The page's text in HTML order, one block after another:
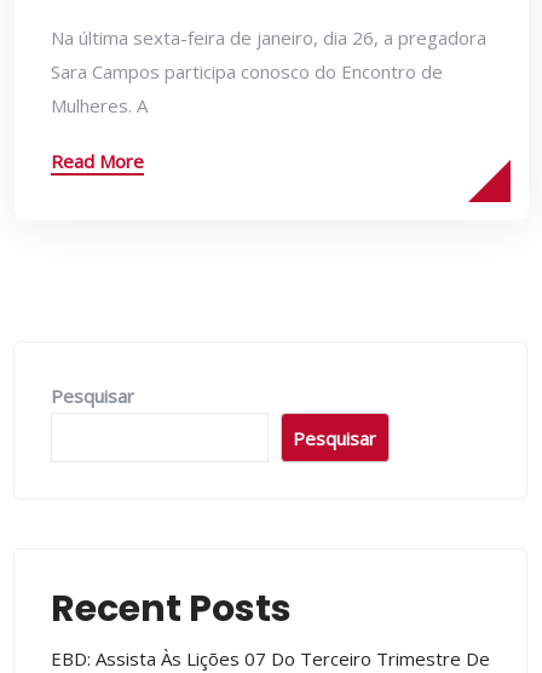
Na última sexta-feira de janeiro, dia 26, a pregadora
Sara Campos participa conosco do Encontro de
Mulheres. A
Read More
Pesquisar
Pesquisar
Recent Posts
EBD: Assista Às Lições 07 Do Terceiro Trimestre De